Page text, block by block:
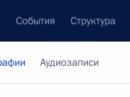
События Структура
Аудиозаписи